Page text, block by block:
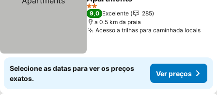
2 Estrelas
9,0 Excelente
285
a 0.5 km da praia
Acesso a trilhas para caminhada locais
Selecione as datas para ver os preços
exatos.
Ver preços